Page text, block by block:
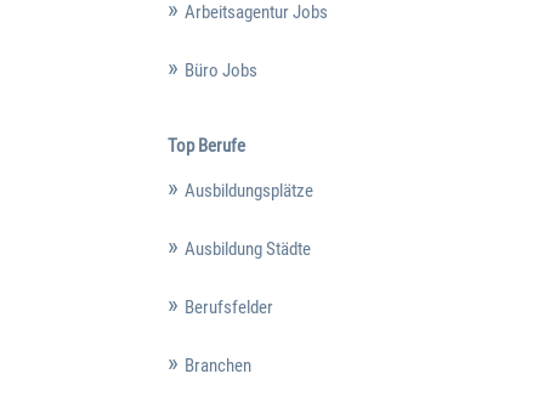
Arbeitsagentur Jobs
Büro Jobs
Top Berufe
Ausbildungsplätze
Ausbildung Städte
Berufsfelder
Branchen